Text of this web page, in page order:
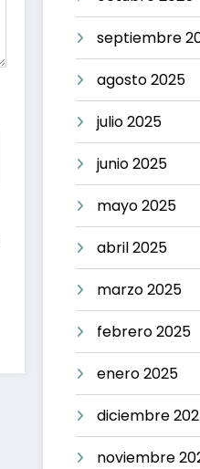
septiembre
agosto 2025
julio 2025
junio 2025
mayo 2025
abril 2025
marzo 2025
febrero 2025
enero 2025
diciembre
noviembre